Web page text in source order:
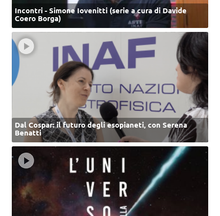
Incontri - Simone Iovenitti (serie a cura di Davide
Coero Borga)
Dal Cospar: il futuro degli esopianeti, con Serena
Benatti